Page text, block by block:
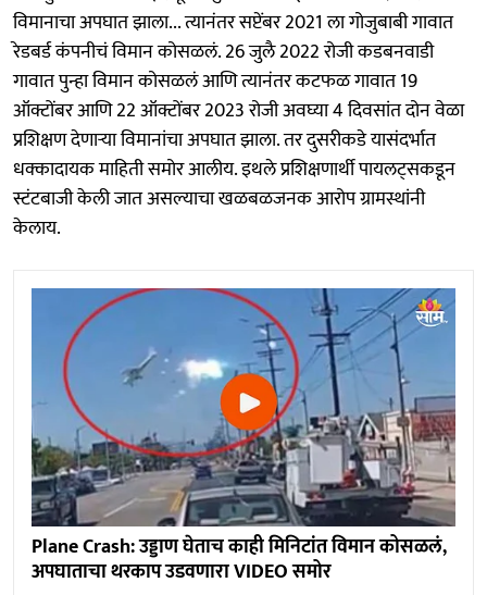
विमानाचा अपघात झाला... त्यानंतर सप्टेंबर 2021 ला गोजुबाबी गावात
रेडबर्ड कंपनीचं विमान कोसळलं. 26 जुलै 2022 रोजी कडबनवाडी
गावात पुन्हा विमान कोसळलं आणि त्यानंतर कटफळ गावात 19
ऑक्टोंबर आणि 22 ऑक्टोंबर 2023 रोजी अवघ्या 4 दिवसांत दोन वेळा
प्रशिक्षण देणाऱ्या विमानांचा अपघात झाला. तर दुसरीकडे यासंदर्भात
धक्कादायक माहिती समोर आलीय. इथले प्रशिक्षणार्थी पायलट्सकडून
स्टंटबाजी केली जात असल्याचा खळबळजनक आरोप ग्रामस्थांनी
केलाय.
Plane Crash: उड्डाण घेताच काही मिनिटांत विमान कोसळलं,
अपघाताचा थरकाप उडवणारा VIDEO समोर